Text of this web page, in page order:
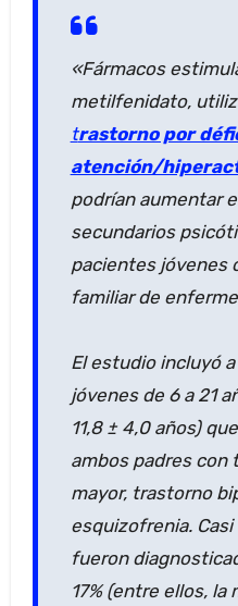
«Fármacos
metilfenidato,
trastorno por
atención/
podrían aumentar
secundarios
pacientes jóvenes
familiar de
El estudio incluyó
jóvenes de 6 a 21
11,8 ± 4,0 años)
ambos padres con
mayor, trastorno
esquizofrenia.
fueron
17% (entre ellos, la